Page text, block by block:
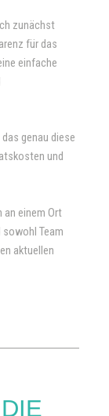
zunächst
für das
einfache
genau diese
und
an einem Ort
Team
aktuellen